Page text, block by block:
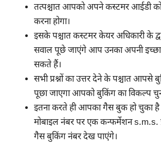
तत्पश्चात आपको अपने कस्टमर आईडी को
करना होगा।
इसके पश्चात कस्टमर केयर अधिकारी के
सवाल पूछे जाएंगे आप उनका अपनी
सकते हैं।
सभी प्रश्नों का उत्तर देने के पश्चात
पूछा जाएगा आपको बुकिंग का विकल्प
इतना करते ही आपका गैस बुक हो चुका
मोबाइल नंबर पर एक कन्फर्मेशन s.m.s.
गैस बुकिंग नंबर देख पाएंगे।